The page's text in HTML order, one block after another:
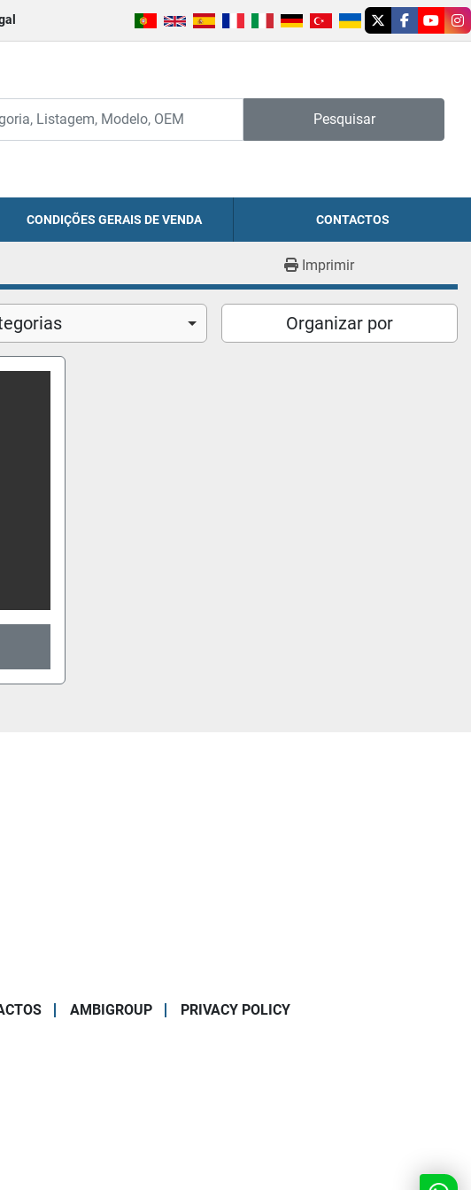
twitterfacebook
Pesquisar
CONDIÇÕES GERAIS DE VENDA CONTACTOS
Imprimir
Organizar por
AMBIGROUP PRIVACY POLICY